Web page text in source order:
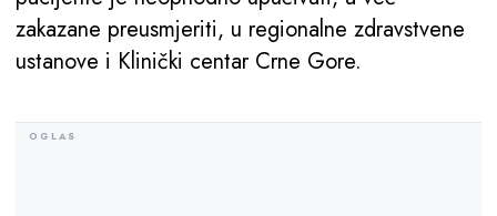
zakazane preusmjeriti, u regionalne zdravstvene
ustanove i Klinički centar Crne Gore.